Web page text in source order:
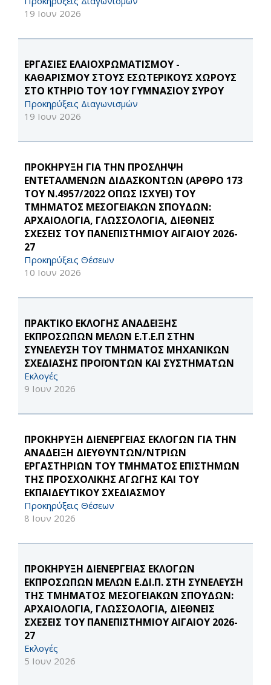
19 Ιουν 2026
ΕΡΓΑΣΙΕΣ ΕΛΑΙΟΧΡΩΜΑΤΙΣΜΟΥ -
ΚΑΘΑΡΙΣΜΟΥ ΣΤΟΥΣ ΕΣΩΤΕΡΙΚΟΥΣ ΧΩΡΟΥΣ
ΣΤΟ ΚΤΗΡΙΟ ΤΟΥ 1ΟΥ ΓΥΜΝΑΣΙΟΥ ΣΥΡΟΥ
Προκηρύξεις Διαγωνισμών
19 Ιουν 2026
ΠΡΟΚΗΡΥΞΗ ΓΙΑ ΤΗΝ ΠΡΟΣΛΗΨΗ
ΕΝΤΕΤΑΛΜΕΝΩΝ ΔΙΔΑΣΚΟΝΤΩΝ (ΑΡΘΡΟ 173
ΤΟΥ Ν.4957/2022 ΟΠΩΣ ΙΣΧΥΕΙ) ΤΟΥ
ΤΜΗΜΑΤΟΣ ΜΕΣΟΓΕΙΑΚΩΝ ΣΠΟΥΔΩΝ:
ΑΡΧΑΙΟΛΟΓΙΑ, ΓΛΩΣΣΟΛΟΓΙΑ, ΔΙΕΘΝΕΙΣ
ΣΧΕΣΕΙΣ ΤΟΥ ΠΑΝΕΠΙΣΤΗΜΙΟΥ ΑΙΓΑΙΟΥ 2026-
27
Προκηρύξεις Θέσεων
10 Ιουν 2026
ΠΡΑΚΤΙΚΟ ΕΚΛΟΓΗΣ ΑΝΑΔΕΙΞΗΣ
ΕΚΠΡΟΣΩΠΩΝ ΜΕΛΩΝ Ε.Τ.Ε.Π ΣΤΗΝ
ΣΥΝΕΛΕΥΣΗ ΤΟΥ ΤΜΗΜΑΤΟΣ ΜΗΧΑΝΙΚΩΝ
ΣΧΕΔΙΑΣΗΣ ΠΡΟΪΟΝΤΩΝ ΚΑΙ ΣΥΣΤΗΜΑΤΩΝ
Εκλογές
9 Ιουν 2026
ΠΡΟΚΗΡΥΞΗ ΔΙΕΝΕΡΓΕΙΑΣ ΕΚΛΟΓΩΝ ΓΙΑ ΤΗΝ
ΑΝΑΔΕΙΞΗ ΔΙΕΥΘΥΝΤΩΝ/ΝΤΡΙΩΝ
ΕΡΓΑΣΤΗΡΙΩΝ ΤΟΥ ΤΜΗΜΑΤΟΣ ΕΠΙΣΤΗΜΩΝ
ΤΗΣ ΠΡΟΣΧΟΛΙΚΗΣ ΑΓΩΓΗΣ ΚΑΙ ΤΟΥ
ΕΚΠΑΙΔΕΥΤΙΚΟΥ ΣΧΕΔΙΑΣΜΟΥ
Προκηρύξεις Θέσεων
8 Ιουν 2026
ΠΡΟΚΗΡΥΞΗ ΔΙΕΝΕΡΓΕΙΑΣ ΕΚΛΟΓΩΝ
ΕΚΠΡΟΣΩΠΩΝ ΜΕΛΩΝ Ε.ΔΙ.Π. ΣΤΗ ΣΥΝΕΛΕΥΣΗ
ΤΗΣ ΤΜΗΜΑΤΟΣ ΜΕΣΟΓΕΙΑΚΩΝ ΣΠΟΥΔΩΝ:
ΑΡΧΑΙΟΛΟΓΙΑ, ΓΛΩΣΣΟΛΟΓΙΑ, ΔΙΕΘΝΕΙΣ
ΣΧΕΣΕΙΣ ΤΟΥ ΠΑΝΕΠΙΣΤΗΜΙΟΥ ΑΙΓΑΙΟΥ 2026-
27
Εκλογές
5 Ιουν 2026